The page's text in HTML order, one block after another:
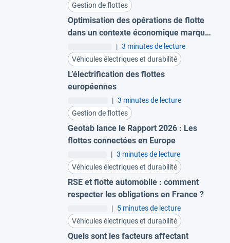
Gestion de flottes
Optimisation des opérations de flotte
dans un contexte économique marqué
par des coûts élevés
| 3 minutes de lecture
Véhicules électriques et durabilité
L’électrification des flottes
européennes
| 3 minutes de lecture
Gestion de flottes
Geotab lance le Rapport 2026 : Les
flottes connectées en Europe
| 3 minutes de lecture
Véhicules électriques et durabilité
RSE et flotte automobile : comment
respecter les obligations en France ?
| 5 minutes de lecture
Véhicules électriques et durabilité
Quels sont les facteurs affectant